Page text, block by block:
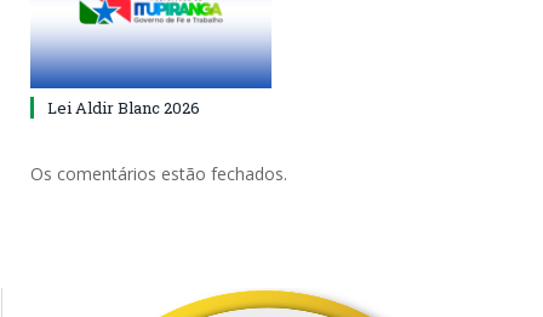
Lei Aldir Blanc 2026
Os comentários estão fechados.